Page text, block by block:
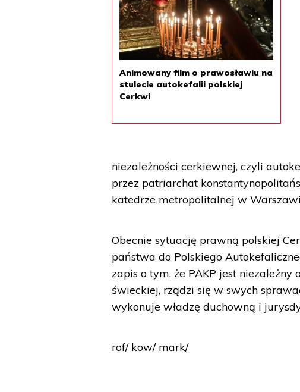
Animowany film o prawosławiu na
stulecie autokefalii polskiej
Cerkwi
niezależności cerkiewnej, czyli
przez patriarchat
katedrze metropolitalnej w
Obecnie sytuację prawną polskiej
państwa do Polskiego
zapis o tym, że PAKP jest
świeckiej, rządzi się w swych
wykonuje władzę duchowną i
rof/ kow/ mark/